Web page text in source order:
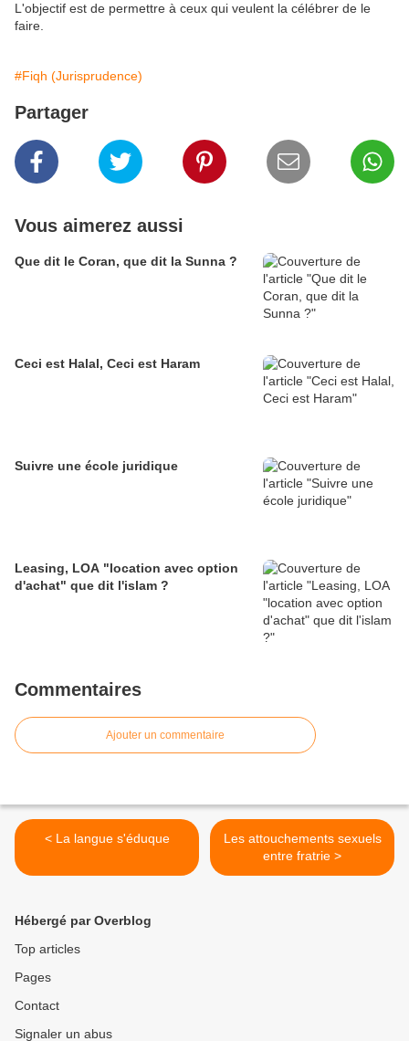
L'objectif est de permettre à ceux qui veulent la célébrer de le
faire.
#Fiqh (Jurisprudence)
Partager
Vous aimerez aussi
Que dit le Coran, que dit la Sunna ?
Ceci est Halal, Ceci est Haram
Suivre une école juridique
Leasing, LOA "location avec option
d'achat" que dit l'islam ?
Commentaires
Ajouter un commentaire
< La langue s'éduque
Les attouchements sexuels
entre fratrie >
Hébergé par Overblog
Top articles
Pages
Contact
Signaler un abus